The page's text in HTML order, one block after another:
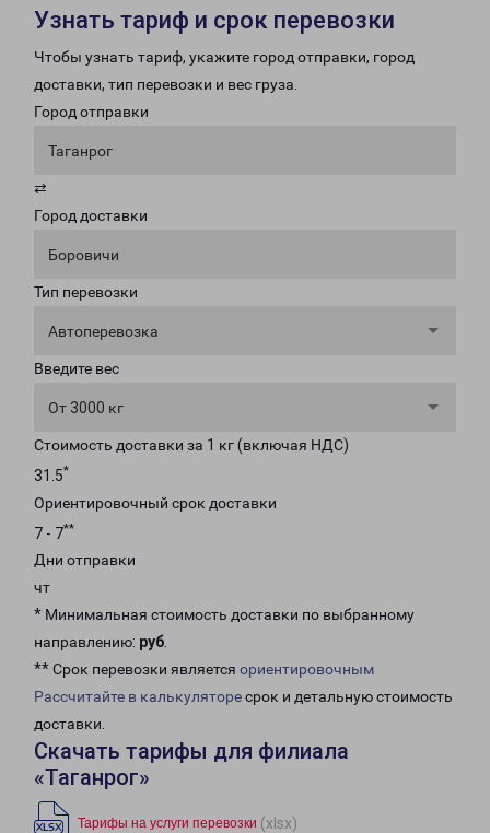
Узнать тариф и срок перевозки
Чтобы узнать тариф, укажите город отправки, город
доставки, тип перевозки и вес груза.
Город отправки
Таганрог
⇄
Город доставки
Боровичи
Тип перевозки
Автоперевозка
Введите вес
От 3000 кг
Стоимость доставки за 1 кг (включая НДС)
31.5*
Ориентировочный срок доставки
7 - 7**
Дни отправки
чт
* Минимальная стоимость доставки по выбранному
направлению: руб.
** Срок перевозки является ориентировочным
Рассчитайте в калькуляторесрок и детальную стоимость
доставки.
Скачать тарифы для филиала
«Таганрог»
Тарифы на услуги перевозки (xlsx)